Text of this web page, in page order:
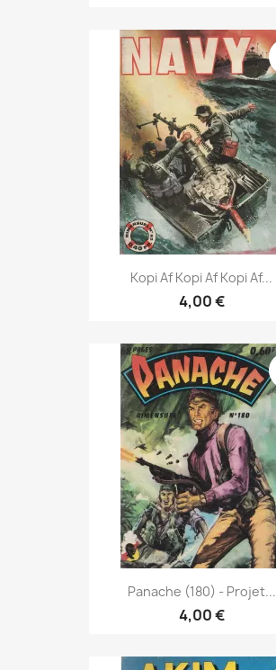
Kopi Af Kopi Af Kopi Af...
4,00 €
Panache (180) - Projet...
4,00 €